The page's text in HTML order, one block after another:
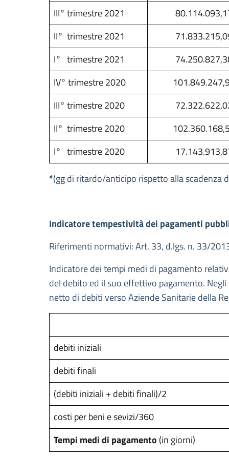
III° trimestre 2021
II° trimestre 2021
I° trimestre 2021
IV° trimestre 2020
III° trimestre 2020
II° trimestre 2020
I° trimestre 2020
*(gg di ritardo/anticipo rispetto alla scadenza
Indicatore tempestività dei pagamenti
Riferimenti normativi: Art. 33, d.lgs. n. 33/
Indicatore dei tempi medi di pagamento
del debito ed il suo effettivo pagamento.
netto di debiti verso Aziende Sanitarie della
debiti iniziali
debiti finali
(debiti iniziali + debiti finali)/2
costi per beni e sevizi/360
Tempi medi di pagamento (in giorni)